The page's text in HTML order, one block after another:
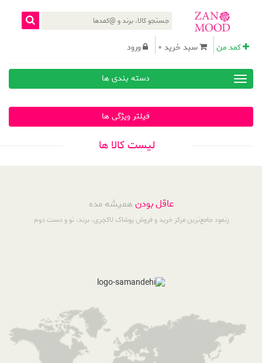
کمد من سبد خرید 0 ورود
دسته بندی ها
فیلتر ویژگی ها
لیست کالا ها
عاقل بودنهمیشه مده
زنمود جامع‌ترین مرکز خرید و فروش پوشاک لاکچری، برند، نو و دست دوم